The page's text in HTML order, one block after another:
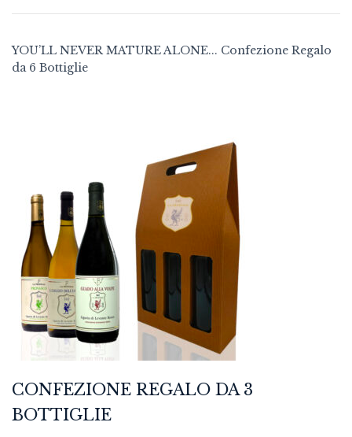
YOU’LL NEVER MATURE ALONE... Confezione Regalo
da 6 Bottiglie
CONFEZIONE REGALO DA 3
BOTTIGLIE